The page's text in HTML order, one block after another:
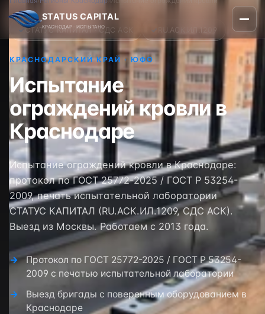
STATUS CAPITAL
КРАСНОДАР · ИСПЫТАНО
✓СТАТУС КАПИТАЛ · СДС АСК ✓ RU.АСК.ИЛ.1209
КРАСНОДАРСКИЙ КРАЙ · ЮФО
Испытание
ограждений кровли в
Краснодаре
Испытание ограждений кровли в Краснодаре:
протокол по ГОСТ 25772-2025 / ГОСТ Р 53254-
2009, печать испытательной лаборатории
СТАТУС КАПИТАЛ (RU.АСК.ИЛ.1209, СДС АСК).
Выезд из Москвы. Работаем с 2013 года.
Протокол по ГОСТ 25772-2025 / ГОСТ Р 53254-
2009 с печатью испытательной лаборатории
Выезд бригады с поверенным оборудованием в
Краснодаре